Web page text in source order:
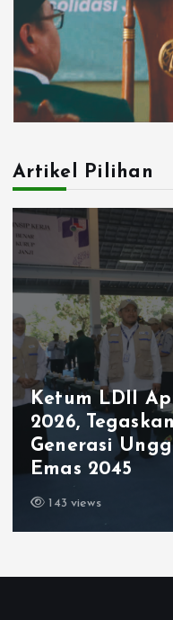
Artikel Pilihan
Ketum LDII
2026,
Generasi
Emas 2045
143 views